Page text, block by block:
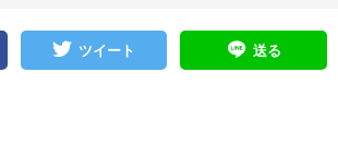
ツイート 送る